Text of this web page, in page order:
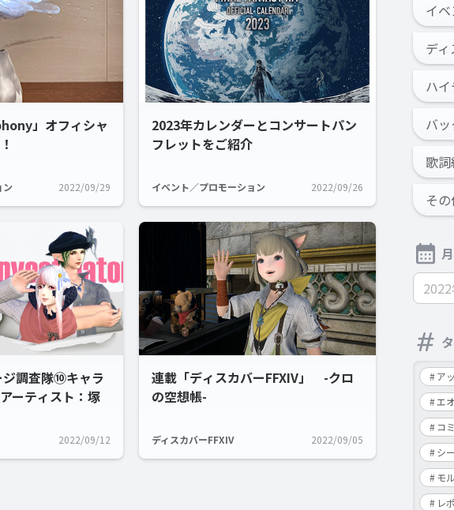
」オフィシャ
ン 2022/09/29
2023年カレンダーとコンサートパン
フレットをご紹介
イベント／プロモーション 2022/09/26
ジ調査隊⑩キャラ
ーティスト：塚
2022/09/12
連載「ディスカバーFFXIV」 -クロ
の空想帳-
ディスカバーFFXIV 2022/09/05
イ
デ
ハ
バ
歌
そ
ア
エ
コ
シ
モ
レ